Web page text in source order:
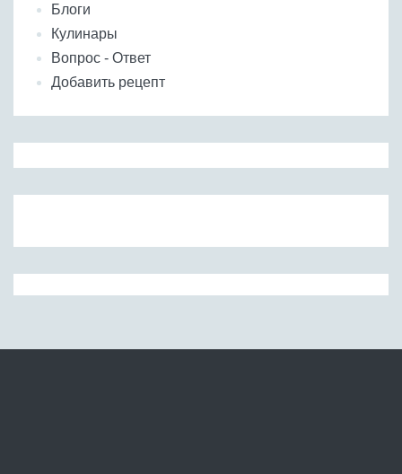
Блоги
Кулинары
Вопрос - Ответ
Добавить рецепт